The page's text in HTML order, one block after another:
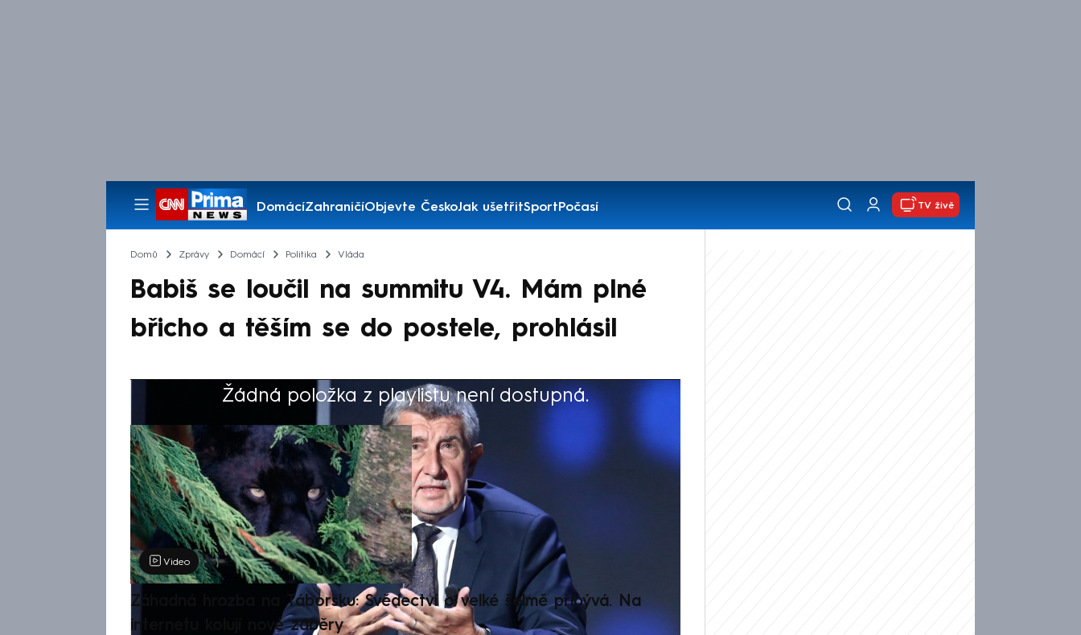
DomácíZahraničíObjevte ČeskoJak ušetřitSportPočasí
Pořady
TV živě
Domů Zprávy Domácí Politika Vláda
Babiš se loučil na summitu V4. Mám plné
břicho a těším se do postele, prohlásil
Žádná položka z playlistu není dostupná.
Výběr redakce
Video
Záhadná hrozba na Táborsku: Svědectví o velké šelmě přibývá. Na
internetu kolují nové záběry